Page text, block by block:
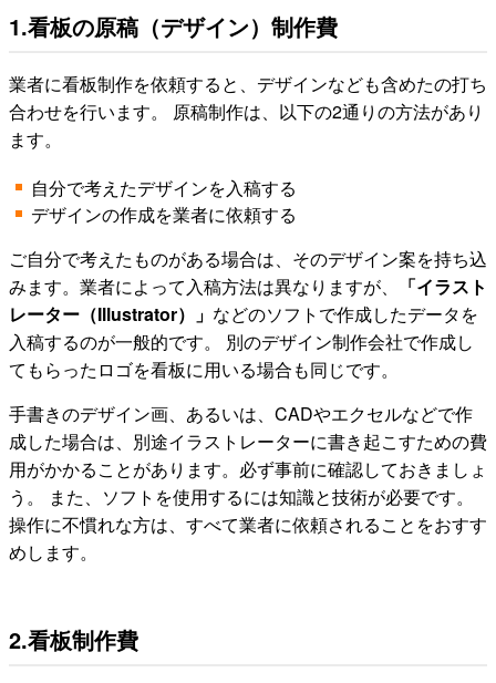
1.看板の原稿（デザイン）制作費
業者に看板制作を依頼すると、デザインなども含めたの打ち
合わせを行います。 原稿制作は、以下の2通りの方法があり
ます。
自分で考えたデザインを入稿する
デザインの作成を業者に依頼する
ご自分で考えたものがある場合は、そのデザイン案を持ち込
みます。業者によって入稿方法は異なりますが、
「イラスト
レーター（Illustrator）」 などのソフトで作成したデータを
入稿するのが一般的です。 別のデザイン制作会社で作成し
てもらったロゴを看板に用いる場合も同じです。
手書きのデザイン画、あるいは、CADやエクセルなどで作
成した場合は、別途イラストレーターに書き起こすための費
用がかかることがあります。必ず事前に確認しておきましょ
う。 また、ソフトを使用するには知識と技術が必要です。
操作に不慣れな方は、すべて業者に依頼されることをおすす
めします。
2.看板制作費